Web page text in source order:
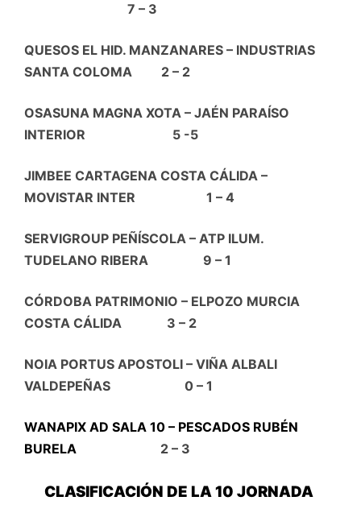
7 – 3
QUESOS EL HID. MANZANARES – INDUSTRIAS
SANTA COLOMA 2 – 2
OSASUNA MAGNA XOTA – JAÉN PARAÍSO
INTERIOR 5 -5
JIMBEE CARTAGENA COSTA CÁLIDA –
MOVISTAR INTER 1 – 4
SERVIGROUP PEÑÍSCOLA – ATP ILUM.
TUDELANO RIBERA 9 – 1
CÓRDOBA PATRIMONIO – ELPOZO MURCIA
COSTA CÁLIDA 3 – 2
NOIA PORTUS APOSTOLI – VIÑA ALBALI
VALDEPEÑAS 0 – 1
WANAPIX AD SALA 10 – PESCADOS RUBÉN
BURELA
2 – 3
CLASIFICACIÓN DE LA 10 JORNADA